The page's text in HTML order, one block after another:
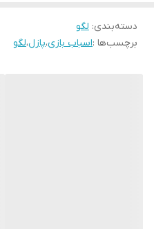
دسته‌بندی: لگو
برچسب‌ها :اسباب بازی،پازل،لگو